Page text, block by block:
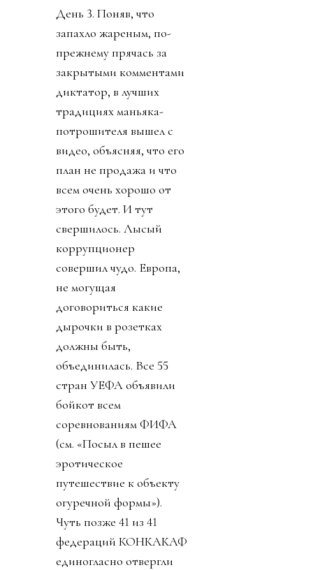
День 3. Поняв, что
запахло жареным, по-
прежнему прячась за
закрытыми комментами
диктатор, в лучших
традициях маньяка-
потрошителя вышел с
видео, объясняя, что его
план не продажа и что
всем очень хорошо от
этого будет. И тут
свершилось. Лысый
коррупционер
совершил чудо. Европа,
не могущая
договориться какие
дырочки в розетках
должны быть,
объединилась. Все 55
стран УЕФА объявили
бойкот всем
соревнованиям ФИФА
(см. «Посыл в пешее
эротическое
путешествие к объекту
огуречной формы»).
Чуть позже 41 из 41
федераций КОНКАКАФ
единогласно отвергли